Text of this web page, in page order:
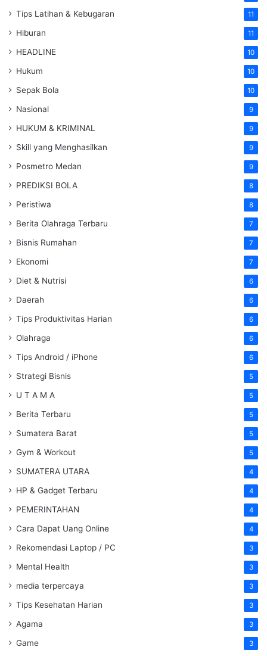
Tips Latihan & Kebugaran 11
Hiburan 11
HEADLINE 10
Hukum 10
Sepak Bola 10
Nasional 9
HUKUM & KRIMINAL 9
Skill yang Menghasilkan 9
Posmetro Medan 9
PREDIKSI BOLA 8
Peristiwa 8
Berita Olahraga Terbaru 7
Bisnis Rumahan 7
Ekonomi 7
Diet & Nutrisi 6
Daerah 6
Tips Produktivitas Harian 6
Olahraga 6
Tips Android / iPhone 6
Strategi Bisnis 5
U T A M A 5
Berita Terbaru 5
Sumatera Barat 5
Gym & Workout 5
SUMATERA UTARA 4
HP & Gadget Terbaru 4
PEMERINTAHAN 4
Cara Dapat Uang Online 4
Rekomendasi Laptop / PC 3
Mental Health 3
media terpercaya 3
Tips Kesehatan Harian 3
Agama 3
Game 3